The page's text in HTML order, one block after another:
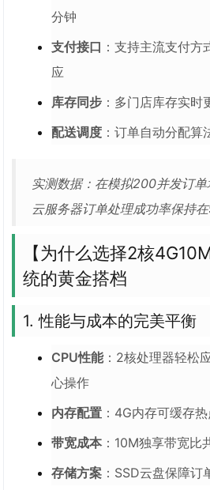
分钟
支付接口 ：支持主流支付
应
库存同步 ：多门店库存实时
配送调度 ：订单自动分配算
实测数据：在模拟200并发订
云服务器订单处理成功率保持
【为什么选择2核
统的黄金搭档
1. 性能与成本的完美平衡
CPU性能：2核处理器轻松
心操作
内存配置 ：4G内存可缓存
带宽成本：10M独享带宽比
存储方案 ：SSD云盘保障